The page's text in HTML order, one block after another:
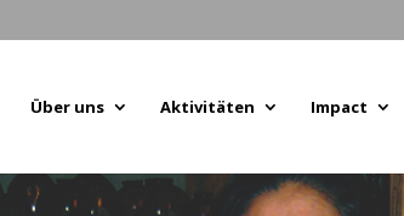
Über uns Aktivitäten Impact